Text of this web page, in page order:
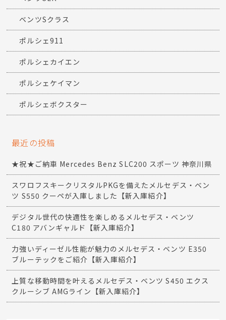
ベンツSクラス
ポルシェ911
ポルシェカイエン
ポルシェケイマン
ポルシェボクスター
最近の投稿
★祝★ご納車 Mercedes Benz SLC200 スポーツ 神奈川県
スワロフスキークリスタルPKGを備えたメルセデス・ベン
ツ S550 クーペが入庫しました【新入庫紹介】
デジタル世代の快適性を楽しめるメルセデス・ベンツ
C180 アバンギャルド【新入庫紹介】
力強いディーゼル性能が魅力のメルセデス・ベンツ E350
ブルーテックをご紹介【新入庫紹介】
上質な移動時間を叶えるメルセデス・ベンツ S450 エクス
クルーシブ AMGライン【新入庫紹介】